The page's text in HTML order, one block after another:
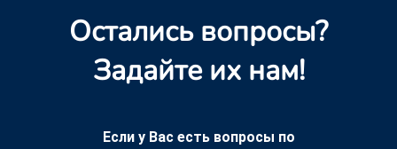
Остались вопросы?
Задайте их нам!
Если у Вас есть вопросы по